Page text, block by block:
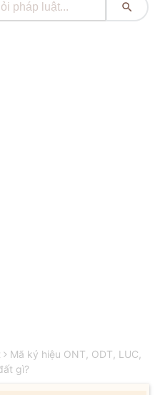

Mã ký hiệu ONT, ODT, LUC,
gì?